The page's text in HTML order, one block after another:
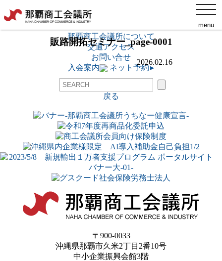
menu
ネット予約▸
那覇商工会議所について
交通アクセス
お問い合せ
ネット予約▸
入会案内
添付ファイル
販路開拓セミナー_page-0001
2026.02.16
戻る
〒900-0033
沖縄県那覇市久米2丁目2番10号
中小企業振興会館3階